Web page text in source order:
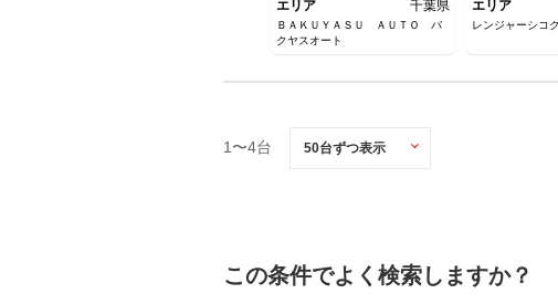
エリア
千葉県
ＢＡＫＵＹＡＳＵ ＡＵＴＯ バ
クヤスオート
エリア
レンジャーシコク
1〜4台
この条件でよく検索しますか？